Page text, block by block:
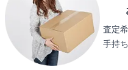
査定
手持